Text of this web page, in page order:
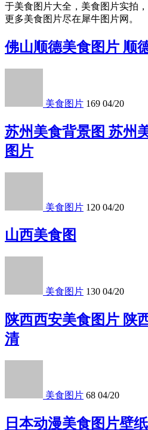
于美食图片大全，美食图片实拍
更多美食图片尽在犀牛图片网。
佛山顺德美食图片 顺
美食图片 169 04/20
苏州美食背景图 苏州
图片
美食图片 120 04/20
山西美食图
美食图片 130 04/20
陕西西安美食图片 陕
清
美食图片 68 04/20
日本动漫美食图片壁